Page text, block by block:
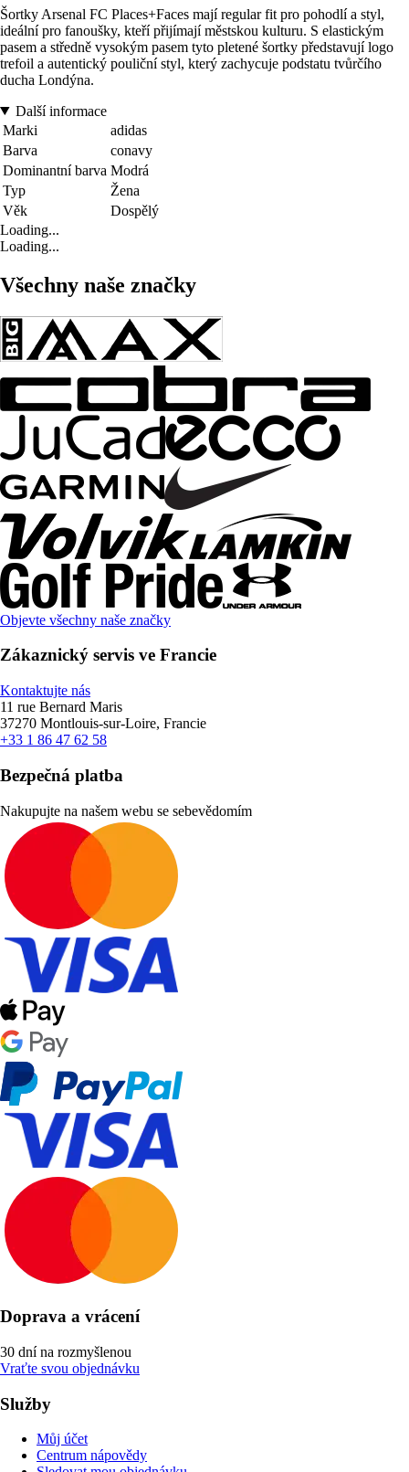
Šortky Arsenal FC Places+Faces mají regular fit pro pohodlí a styl,
ideální pro fanoušky, kteří přijímají městskou kulturu. S elastickým
pasem a středně vysokým pasem tyto pletené šortky představují logo
trefoil a autentický pouliční styl, který zachycuje podstatu tvůrčího
ducha Londýna.
Další informace
Marki
adidas
Barva
conavy
Dominantní barva Modrá
Typ
Žena
Věk
Dospělý
Loading...
Loading...
Všechny naše značky
Objevte všechny naše značky
Zákaznický servis ve Francie
Kontaktujte nás
11 rue Bernard Maris
37270 Montlouis-sur-Loire, Francie
+33 1 86 47 62 58
Bezpečná platba
Nakupujte na našem webu se sebevědomím
Doprava a vrácení
30 dní na rozmyšlenou
Vraťte svou objednávku
Služby
Můj účet
Centrum nápovědy